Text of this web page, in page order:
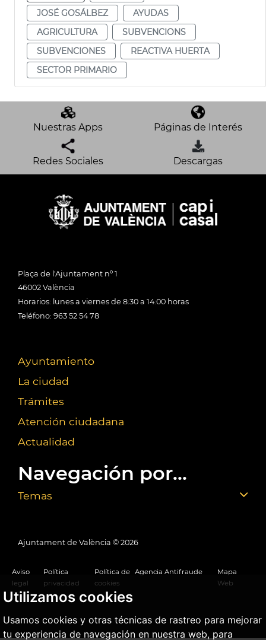
Utilizamos cookies
Usamos cookies y otras técnicas de rastreo para mejorar
tu experiencia de navegación en nuestra web, para
JOSÉ GOSÁLBEZ
AYUDAS
AGRICULTURA
SUBVENCIONS
SUBVENCIONES
REACTIVA HUERTA
SECTOR PRIMARIO
Nuestras Apps Páginas de Interés
Redes Sociales Descargas
Plaça de l'Ajuntament nº 1
46002 València
Horarios: lunes a viernes de 8:30 a 14:00 horas
Teléfono: 963 52 54 78
Ayuntamiento
La ciudad
Trámites
Atención ciudadana
Actualidad
Navegación por...
Temas
Ajuntament de València © 2026
Aviso
legal
Política
privacidad
Política de
cookies
Agencia Antifraude
Mapa
Web